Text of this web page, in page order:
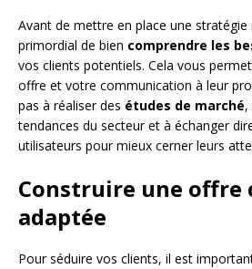
Avant de mettre en place une
primordial de bien comprendre les
vos clients potentiels. Cela vous
offre et votre communication à leur
pas à réaliser des études de marché,
tendances du secteur et à échanger
utilisateurs pour mieux cerner leurs
Construire une offre
adaptée
Pour séduire vos clients, il est